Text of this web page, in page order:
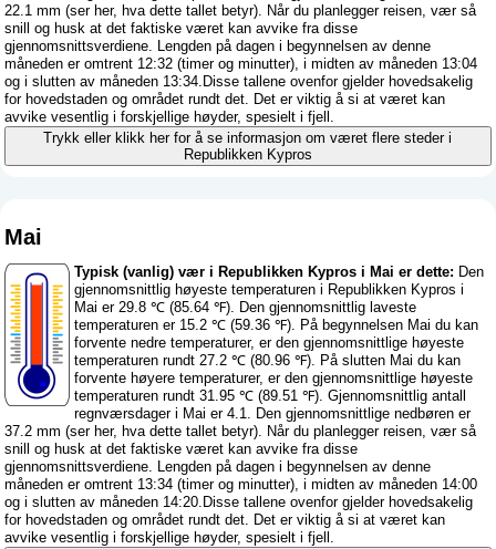
22.1 mm (ser her, hva dette tallet betyr). Når du planlegger reisen, vær så
snill og husk at det faktiske været kan avvike fra disse
gjennomsnittsverdiene. Lengden på dagen i begynnelsen av denne
måneden er omtrent 12:32 (timer og minutter), i midten av måneden 13:04
og i slutten av måneden 13:34.Disse tallene ovenfor gjelder hovedsakelig
for hovedstaden og området rundt det. Det er viktig å si at været kan
avvike vesentlig i forskjellige høyder, spesielt i fjell.
Trykk eller klikk her for å se informasjon om været flere steder i
Republikken Kypros
Mai
Typisk (vanlig) vær i Republikken Kypros i Mai er dette: Den
gjennomsnittlig høyeste temperaturen i Republikken Kypros i
Mai er 29.8 ℃ (85.64 ℉). Den gjennomsnittlig laveste
temperaturen er 15.2 ℃ (59.36 ℉). På begynnelsen Mai du kan
forvente nedre temperaturer, er den gjennomsnittlige høyeste
temperaturen rundt 27.2 ℃ (80.96 ℉). På slutten Mai du kan
forvente høyere temperaturer, er den gjennomsnittlige høyeste
temperaturen rundt 31.95 ℃ (89.51 ℉). Gjennomsnittlig antall
regnværsdager i Mai er 4.1. Den gjennomsnittlige nedbøren er
37.2 mm (ser her, hva dette tallet betyr). Når du planlegger reisen, vær så
snill og husk at det faktiske været kan avvike fra disse
gjennomsnittsverdiene. Lengden på dagen i begynnelsen av denne
måneden er omtrent 13:34 (timer og minutter), i midten av måneden 14:00
og i slutten av måneden 14:20.Disse tallene ovenfor gjelder hovedsakelig
for hovedstaden og området rundt det. Det er viktig å si at været kan
avvike vesentlig i forskjellige høyder, spesielt i fjell.